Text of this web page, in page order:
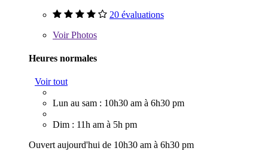
20 évaluations
VoirPhotos
Heures normales
Voir tout
Lun au sam : 10h30 am à 6h30 pm
Dim : 11h am à 5h pm
Ouvert aujourd'hui de 10h30 am à 6h30 pm